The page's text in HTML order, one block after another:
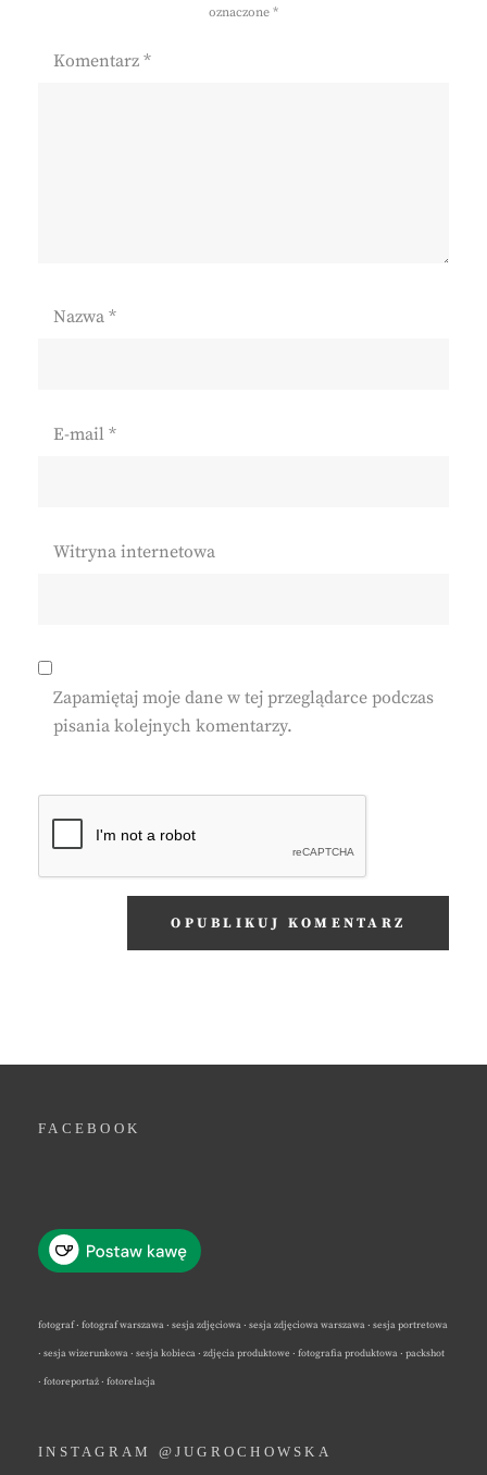
oznaczone *
Komentarz *
Nazwa *
E-mail *
Witryna internetowa
Zapamiętaj moje dane w tej przeglądarce podczas
pisania kolejnych komentarzy.
FACEBOOK
fotograf · fotograf warszawa · sesja zdjęciowa · sesja zdjęciowa warszawa · sesja portretowa
· sesja wizerunkowa · sesja kobieca · zdjęcia produktowe · fotografia produktowa · packshot
· fotoreportaż · fotorelacja
INSTAGRAM @JUGROCHOWSKA